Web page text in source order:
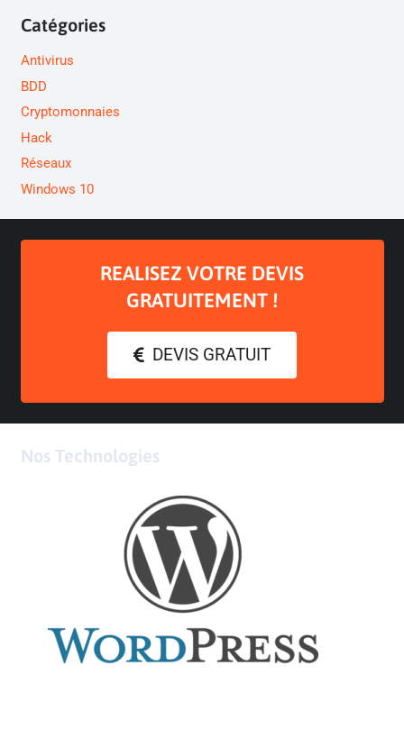
Catégories
Antivirus
BDD
Cryptomonnaies
Hack
Réseaux
Windows 10
REALISEZ VOTRE DEVIS
GRATUITEMENT !
DEVIS GRATUIT
Nos Technologies